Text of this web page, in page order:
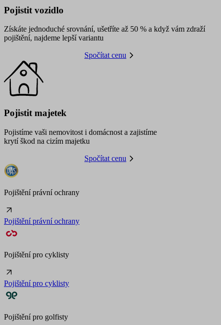
Pojistit vozidlo
Získáte jednoduché srovnání, ušetříte až 50 % a když vám zdraží
pojištění, najdeme lepší variantu
Spočítat cenu
Pojistit majetek
Pojistíme vaši nemovitost i domácnost a zajistíme
krytí škod na cizím majetku
Spočítat cenu
Pojištění právní ochrany
Pojištění právní ochrany
Pojištění pro cyklisty
Pojištění pro cyklisty
Pojištění pro golfisty